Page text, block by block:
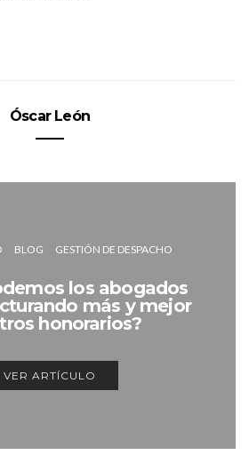
Óscar León
BLOG GESTIÓN DE DESPACHO
los abogados
más y mejor
honorarios?
VER ARTÍCULO